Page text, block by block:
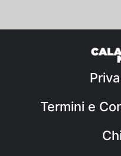
Termini e